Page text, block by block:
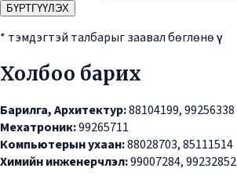
БҮРТГҮҮЛЭХ
* тэмдэгтэй талбарыг заавал бөглөнө үү
Холбоо барих
Барилга, Архитектур:88104199, 99256338
Мехатроник:99265711
Компьютерын ухаан:88028703, 85111514
Химийн инженерчлэл:99007284, 99232852